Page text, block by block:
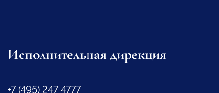
Исполнительная дирекция
+7 (495) 247 4777